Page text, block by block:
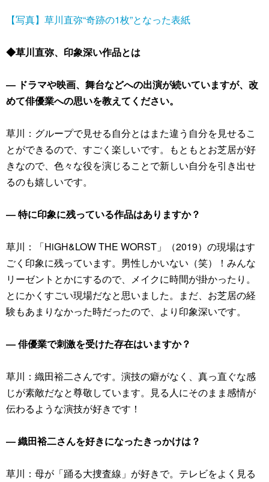
【写真】草川直弥“奇跡の1枚”となった表紙
◆草川直弥、印象深い作品とは
― ドラマや映画、舞台などへの出演が続いていますが、改
めて俳優業への思いを教えてください。
草川：グループで見せる自分とはまた違う自分を見せるこ
とができるので、すごく楽しいです。もともとお芝居が好
きなので、色々な役を演じることで新しい自分を引き出せ
るのも嬉しいです。
― 特に印象に残っている作品はありますか？
草川：「HiGH&LOW THE WORST」（2019）の現場はす
ごく印象に残っています。男性しかいない（笑）！みんな
リーゼントとかにするので、メイクに時間が掛かったり。
とにかくすごい現場だなと思いました。まだ、お芝居の経
験もあまりなかった時だったので、より印象深いです。
― 俳優業で刺激を受けた存在はいますか？
草川：織田裕二さんです。演技の癖がなく、真っ直ぐな感
じが素敵だなと尊敬しています。見る人にそのまま感情が
伝わるような演技が好きです！
― 織田裕二さんを好きになったきっかけは？
草川：母が「踊る大捜査線」が好きで。テレビをよく見る